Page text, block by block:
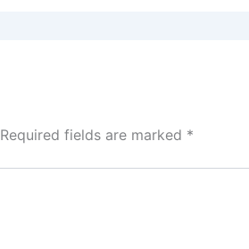
Required fields are marked *